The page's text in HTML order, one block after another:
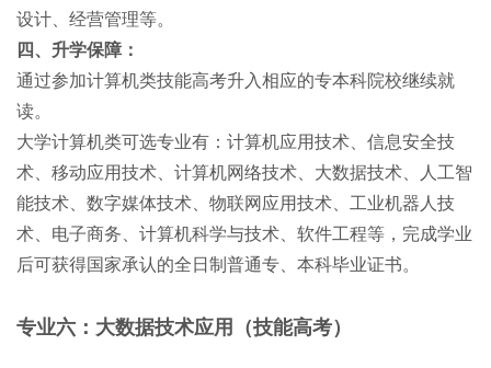
设计、经营管理等。
四、升学保障：
通过参加计算机类技能高考升入相应的专本科院校继续就
读。
大学计算机类可选专业有：计算机应用技术、信息安全技
术、移动应用技术、计算机网络技术、大数据技术、人工智
能技术、数字媒体技术、物联网应用技术、工业机器人技
术、电子商务、计算机科学与技术、软件工程等，完成学业
后可获得国家承认的全日制普通专、本科毕业证书。
专业六：大数据技术应用（技能高考）